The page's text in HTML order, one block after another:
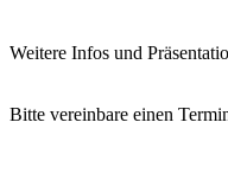
Weitere Infos und
Bitte vereinbare einen